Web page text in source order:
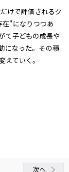
けで評価されるク
"になりつつあ
て子どもの成長や
になった。その積
ていく。
次へ